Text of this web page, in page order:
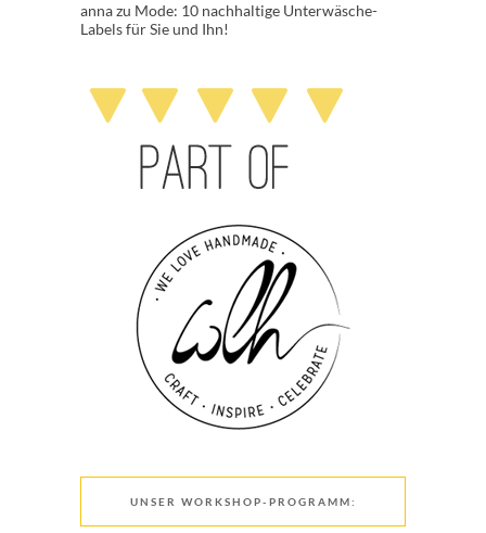
annazu Mode: 10 nachhaltige Unterwäsche-
Labels für Sie und Ihn!
UNSER WORKSHOP-PROGRAMM: